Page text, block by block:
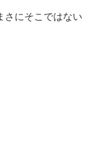
さにそこではない